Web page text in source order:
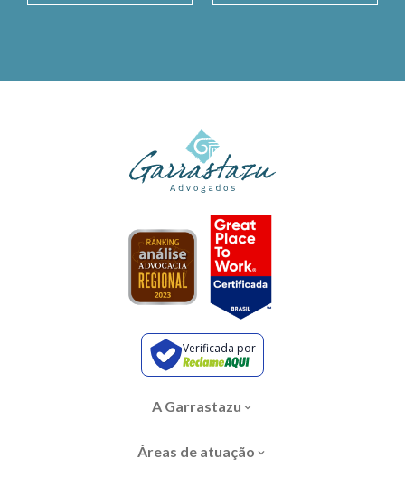
Verificada por
A Garrastazu
Áreas de atuação